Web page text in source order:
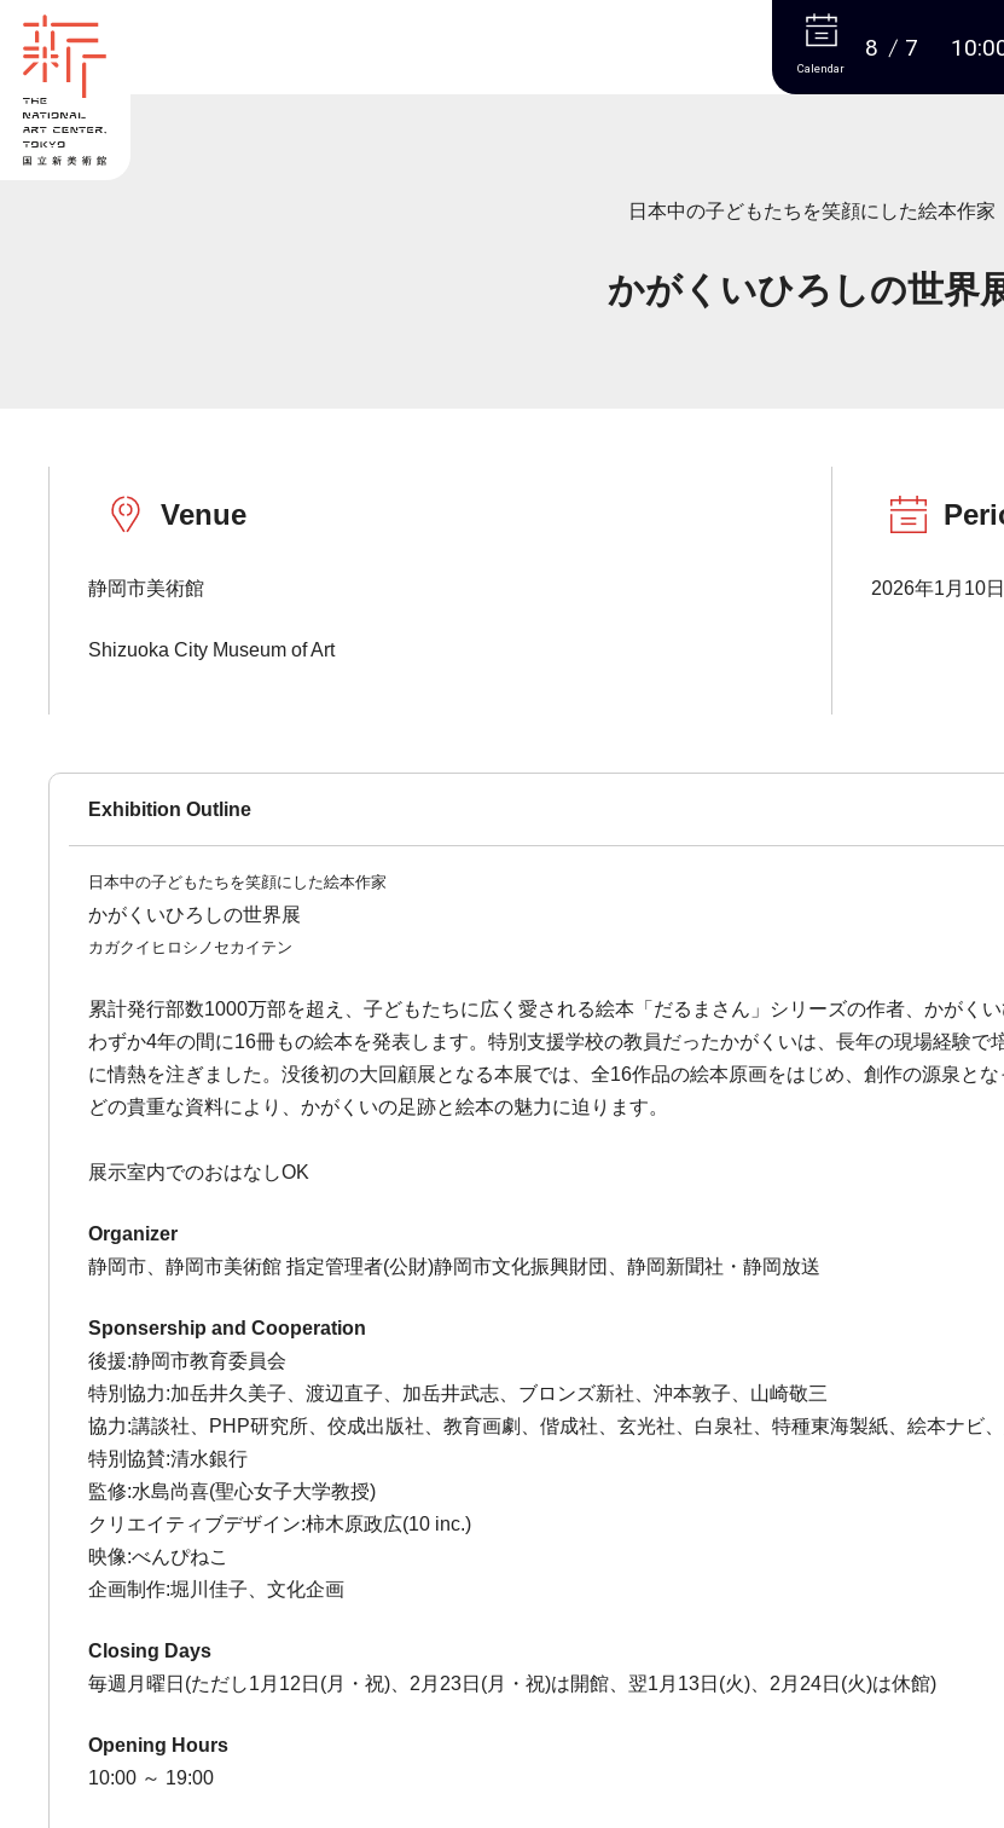
More
Calendar
8 7
日本中の子どもたちを笑顔にした絵本作家
かがくいひろしの世界
Venue
静岡市美術館
Shizuoka City Museum of Art
2026年1月10
Exhibition Outline
日本中の子どもたちを笑顔にした絵本作家
かがくいひろしの世界展
カガクイヒロシノセカイテン
累計発行部数1000万部を超え、子どもたちに広く愛される絵本「だるまさん」シリーズの作者、かがく
わずか4年の間に16冊もの絵本を発表します。特別支援学校の教員だったかがくいは、長年の現場経験
に情熱を注ぎました。没後初の大回顧展となる本展では、全16作品の絵本原画をはじめ、創作の源泉と
どの貴重な資料により、かがくいの足跡と絵本の魅力に迫ります。
展示室内でのおはなしOK
Organizer
静岡市、静岡市美術館 指定管理者(公財)静岡市文化振興財団、静岡新聞社・静岡放送
Sponsership and Cooperation
後援:静岡市教育委員会
特別協力:加岳井久美子、渡辺直子、加岳井武志、ブロンズ新社、沖本敦子、山崎敬三
協力:講談社、PHP研究所、佼成出版社、教育画劇、偕成社、玄光社、白泉社、特種東海製紙、絵本ナビ
特別協賛:清水銀行
監修:水島尚喜(聖心女子大学教授)
クリエイティブデザイン:柿木原政広(10 inc.)
映像:べんぴねこ
企画制作:堀川佳子、文化企画
Closing Days
毎週月曜日(ただし1月12日(月・祝)、2月23日(月・祝)は開館、翌1月13日(火)、2月24日(火)は休館)
Opening Hours
10:00 ～ 19:00